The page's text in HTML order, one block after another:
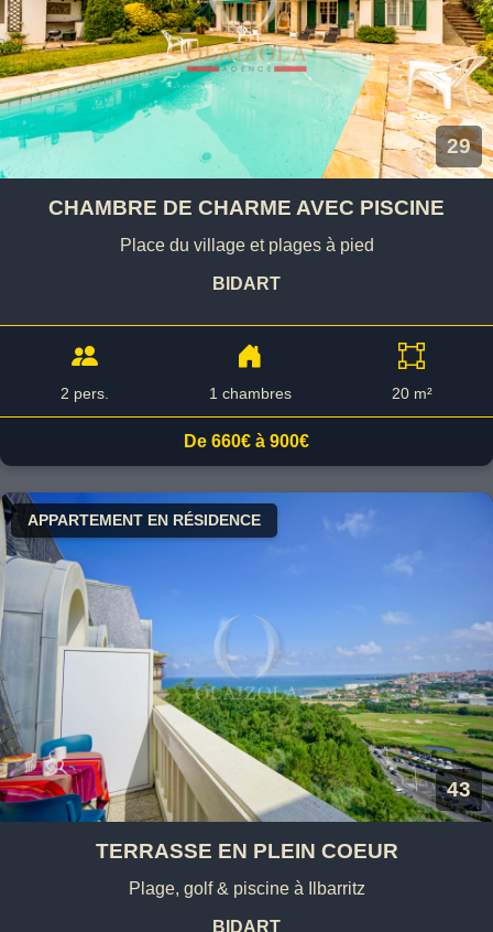
29
CHAMBRE DE CHARME AVEC PISCINE
Place du village et plages à pied
BIDART
2 pers. 1 chambres 20 m²
De 660€ à 900€
APPARTEMENT EN RÉSIDENCE
43
TERRASSE EN PLEIN COEUR
Plage, golf & piscine à Ilbarritz
BIDART